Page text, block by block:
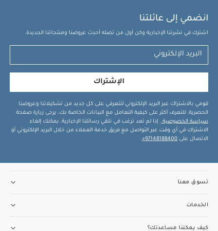
انضمي إلى عائلتنا
اشترك في نشرتنا الإخبارية وكن أول من تصله أحدث عروضنا ومنتجاتنا الجديدة.
الإشتراك
قومي بالاشتراك عبر البريد الإلكتروني لتتعرفي على كل جديد من تشكيلاتنا وعروضنا
الحصرية. للتعرف أكثر على كيفية التعامل مع البيانات الخاصة بك، يرجى زيارة صفحة
سياسة الخصوصية . إذا لم تعد ترغب في تلقي رسائلنا الإخبارية، يمكنك إلغاء
الاشتراك في أي وقت عبر التواصل مع فريق خدمة العملاء من خلال البريد الإلكتروني أو
الاتصال على 97148188400+
.
تسوق معنا
الخدمات
كيف يمكننا مساعدتك؟